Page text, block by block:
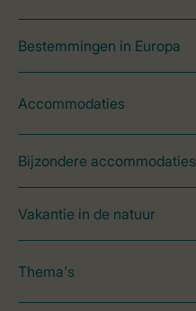
Bestemmingen in Europa
Accommodaties
Bijzondere accommodaties
Vakantie in de natuur
Thema's